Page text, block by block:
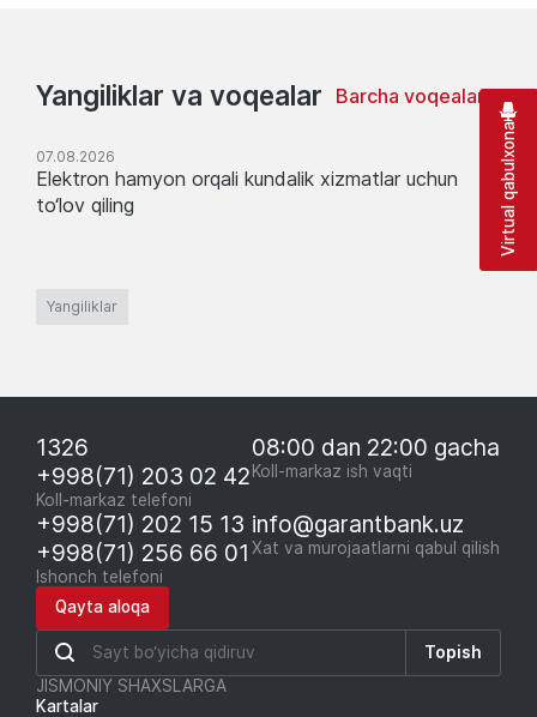
Yangiliklar va voqealar Barcha voqealar
07.08.2026
Elektron hamyon orqali kundalik xizmatlar uchun
to‘lov qiling
Yangiliklar
1326
+998(71) 203 02 42
Koll-markaz telefoni
08:00 dan 22:00 gacha
Koll-markaz ish vaqti
+998(71) 202 15 13
+998(71) 256 66 01
Ishonch telefoni
info@garantbank.uz
Xat va murojaatlarni qabul qilish
Qayta aloqa
Topish
JISMONIY SHAXSLARGA
Kartalar
Virtual qabulxona